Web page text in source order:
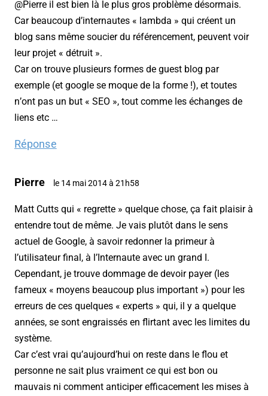
@Pierre il est bien là le plus gros problème désormais.
Car beaucoup d’internautes « lambda » qui créent un
blog sans même soucier du référencement, peuvent voir
leur projet « détruit ».
Car on trouve plusieurs formes de guest blog par
exemple (et google se moque de la forme !), et toutes
n’ont pas un but « SEO », tout comme les échanges de
liens etc …
Réponse
Pierre le 14 mai 2014 à 21h58
Matt Cutts qui « regrette » quelque chose, ça fait plaisir à
entendre tout de même. Je vais plutôt dans le sens
actuel de Google, à savoir redonner la primeur à
l’utilisateur final, à l’Internaute avec un grand I.
Cependant, je trouve dommage de devoir payer (les
fameux « moyens beaucoup plus important ») pour les
erreurs de ces quelques « experts » qui, il y a quelque
années, se sont engraissés en flirtant avec les limites du
système.
Car c’est vrai qu’aujourd’hui on reste dans le flou et
personne ne sait plus vraiment ce qui est bon ou
mauvais ni comment anticiper efficacement les mises à